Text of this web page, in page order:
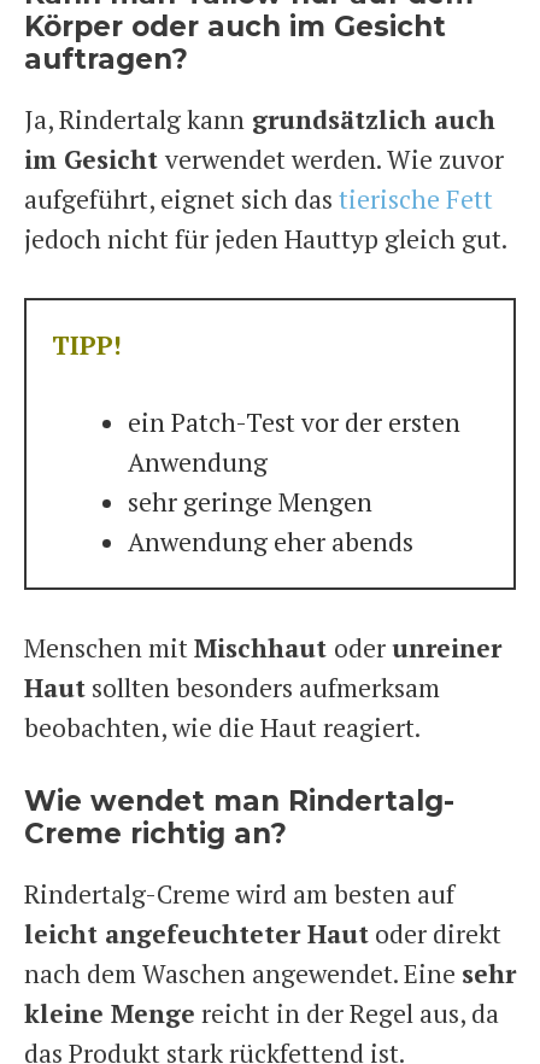
Körper oder auch im Gesicht
auftragen?
Ja, Rindertalg kann grundsätzlich auch
im Gesichtverwendet werden. Wie zuvor
aufgeführt, eignet sich das tierische Fett
jedoch nicht für jeden Hauttyp gleich gut.
TIPP!
ein Patch-Test vor der ersten
Anwendung
sehr geringe Mengen
Anwendung eher abends
Menschen mitMischhaut oderunreiner
Haut sollten besonders aufmerksam
beobachten, wie die Haut reagiert.
Wie wendet man Rindertalg-
Creme richtig an?
Rindertalg-Creme wird am besten auf
leicht angefeuchteter Haut oder direkt
nach dem Waschen angewendet. Eine sehr
kleine Menge reicht in der Regel aus, da
das Produkt stark rückfettend ist.